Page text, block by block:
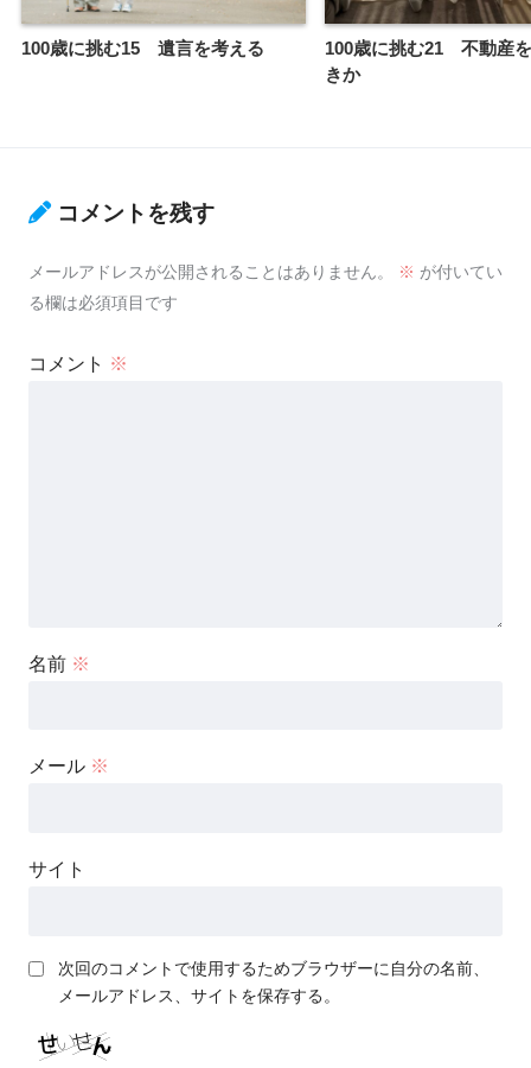
100歳に挑む15 遺言を考える
100歳に挑む21 不動産
きか
コメントを残す
メールアドレスが公開されることはありません。 ※ が付いてい
る欄は必須項目です
コメント ※
名前 ※
メール ※
サイト
次回のコメントで使用するためブラウザーに自分の名前、
メールアドレス、サイトを保存する。